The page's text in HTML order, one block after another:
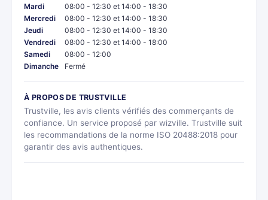
Mardi
08:00 - 12:30 et 14:00 - 18:30
Mercredi
08:00 - 12:30 et 14:00 - 18:30
Jeudi
08:00 - 12:30 et 14:00 - 18:30
Vendredi
08:00 - 12:30 et 14:00 - 18:00
Samedi
08:00 - 12:00
Dimanche
Fermé
À PROPOS DE TRUSTVILLE
Trustville, les avis clients vérifiés des commerçants de
confiance. Un service proposé par wizville. Trustville suit
les recommandations de la norme ISO 20488:2018 pour
garantir des avis authentiques.